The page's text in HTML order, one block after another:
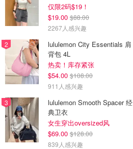
仅限2码$19！
$19.00 $88.00
2267人感兴趣
lululemon City Essentials 肩
背包 4L
热卖！库存紧张
$54.00 $108.00
911人感兴趣
lululemon Smooth Spacer 经
典卫衣
女生穿出oversized风
$69.00 $128.00
839人感兴趣